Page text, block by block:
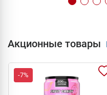
Акционные товары
-7%